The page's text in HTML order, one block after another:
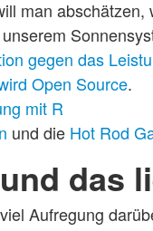
man abschätzen,
gegen das
Open Source.
mit R
und die Hot Rod
das
Aufregung